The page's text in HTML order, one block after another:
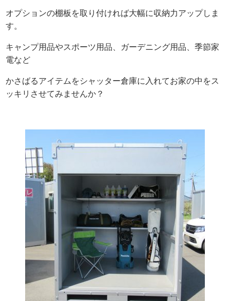
オプションの棚板を取り付ければ大幅に収納力アップしま
す。
キャンプ用品やスポーツ用品、ガーデニング用品、季節家
電など
かさばるアイテムをシャッター倉庫に入れてお家の中をス
ッキリさせてみませんか？